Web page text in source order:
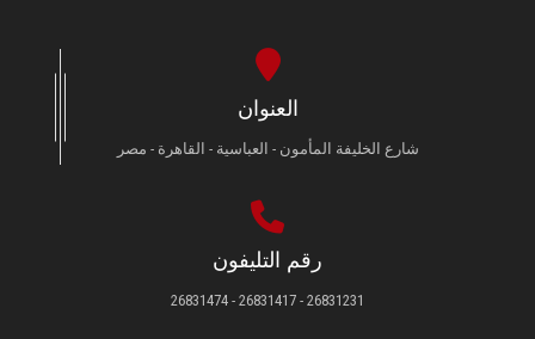
العنوان
شارع الخليفة المأمون - العباسية - القاهرة - مصر
رقم التليفون
26831231 - 26831417 - 26831474